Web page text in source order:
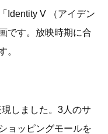
Identity V （アイデン
です。放映時期に合
。
現しました。3人のサ
ョッピングモールを